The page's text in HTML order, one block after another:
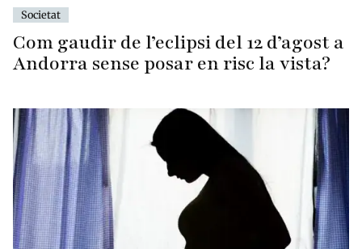
Societat
Com gaudir de l’eclipsi del 12 d’agost a
Andorra sense posar en risc la vista?